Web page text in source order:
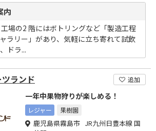
内
工場の2 階にはボトリングなど「製造工程
ラリー」があり、気軽に立ち寄れて試飲
ドラ...
ランド 追加
一年中果物狩りが楽しめる！
レジャー 果樹園
鹿児島県霧島市 JR九州日豊本線 国